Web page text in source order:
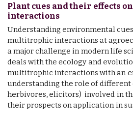
Plant cues and their effects
interactions
Understanding environmental
multitrophic interactions at
a major challenge in modern life
deals with the ecology and
multitrophic interactions with an
understanding the role of different
herbivores, elicitors) involved in
their prospects on application in